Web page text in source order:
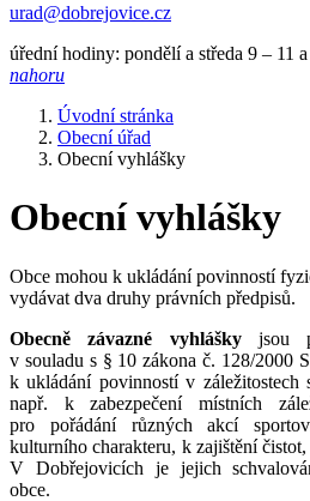
urad@dobrejovice.cz
úřední hodiny: pondělí a středa 9 –
nahoru
Úvodní stránka
Obecní úřad
Obecní vyhlášky
Obecní vyhlášky
Obce mohou k ukládání povinností
vydávat dva druhy právních předpisů.
Obecně závazné vyhláškyjsou
v souladu s § 10 zákona č. 128/2000
k ukládání povinností v záležitostech
např. k zabezpečení místních
pro pořádání různých akcí
kulturního charakteru, k zajištění
V Dobřejovicích je jejich
obce.